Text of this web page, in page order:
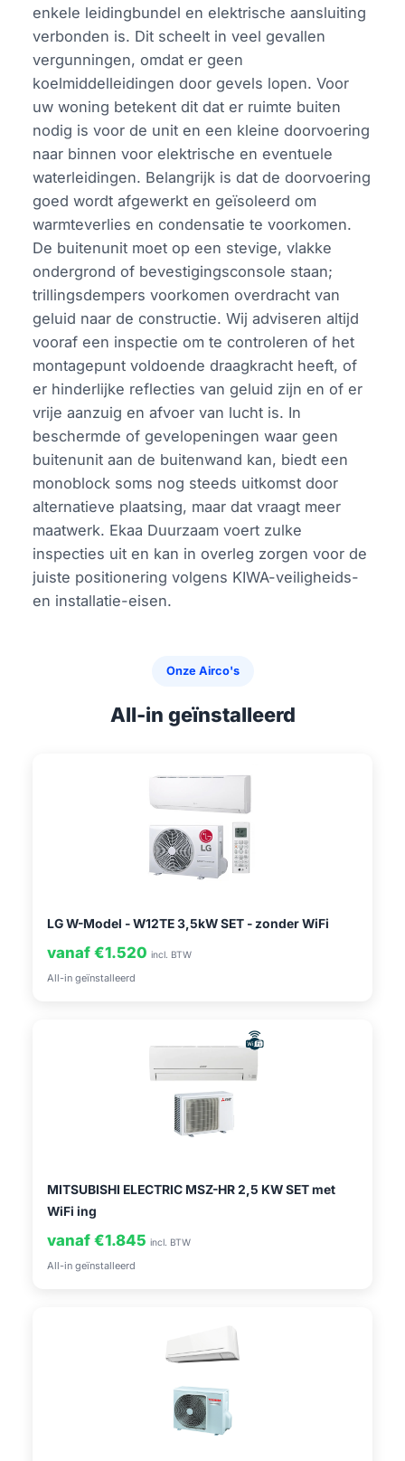
enkele leidingbundel en elektrische aansluiting
verbonden is. Dit scheelt in veel gevallen
vergunningen, omdat er geen
koelmiddelleidingen door gevels lopen. Voor
uw woning betekent dit dat er ruimte buiten
nodig is voor de unit en een kleine doorvoering
naar binnen voor elektrische en eventuele
waterleidingen. Belangrijk is dat de doorvoering
goed wordt afgewerkt en geïsoleerd om
warmteverlies en condensatie te voorkomen.
De buitenunit moet op een stevige, vlakke
ondergrond of bevestigingsconsole staan;
trillingsdempers voorkomen overdracht van
geluid naar de constructie. Wij adviseren altijd
vooraf een inspectie om te controleren of het
montagepunt voldoende draagkracht heeft, of
er hinderlijke reflecties van geluid zijn en of er
vrije aanzuig en afvoer van lucht is. In
beschermde of gevelopeningen waar geen
buitenunit aan de buitenwand kan, biedt een
monoblock soms nog steeds uitkomst door
alternatieve plaatsing, maar dat vraagt meer
maatwerk. Ekaa Duurzaam voert zulke
inspecties uit en kan in overleg zorgen voor de
juiste positionering volgens KIWA-veiligheids-
en installatie-eisen.
Onze Airco's
All-in geïnstalleerd
LG W-Model - W12TE 3,5kW SET - zonder WiFi
vanaf €1.520 incl. BTW
All-in geïnstalleerd
MITSUBISHI ELECTRIC MSZ-HR 2,5 KW SET met
WiFi ing
vanaf €1.845 incl. BTW
All-in geïnstalleerd